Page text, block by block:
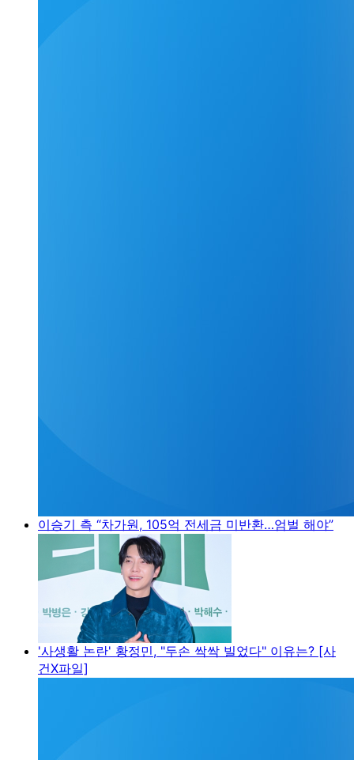
이승기 측 “차가원, 105억 전세금 미반환…엄벌 해야”
'사생활 논란' 황정민, "두손 싹싹 빌었다" 이유는? [사
건X파일]